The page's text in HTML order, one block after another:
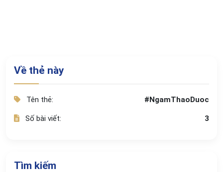
Về thẻ này
Tên thẻ: #NgamThaoDuoc
Số bài viết: 3
Tìm kiếm